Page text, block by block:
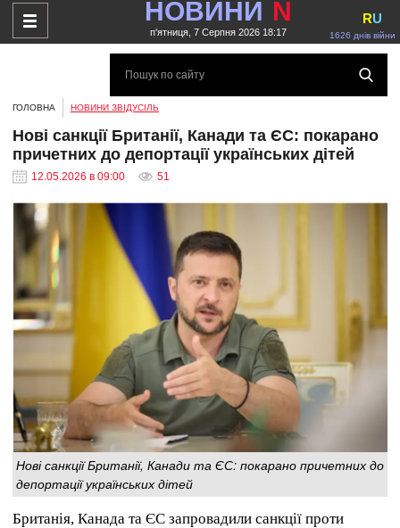
НОВИНИ N
п'ятниця, 7 Серпня 2026 18:17 1626 днів війни
RU
ГОЛОВНА НОВИНИ ЗВІДУСІЛЬ
Нові санкції Британії, Канади та ЄС: покарано
причетних до депортації українських дітей
12.05.2026 в 09:00 51
Нові санкції Британії, Канади та ЄС: покарано причетних до
депортації українських дітей
Британія, Канада та ЄС запровадили санкції проти